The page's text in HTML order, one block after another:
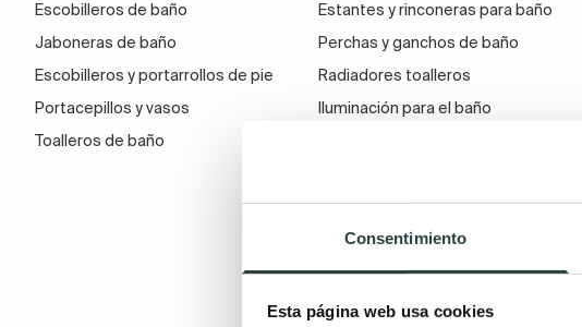
Consentimiento
Esta página web usa cookies
Escobilleros de baño
Jaboneras de baño
Escobilleros y portarrollos de pie
Portacepillos y vasos
Toalleros de baño
Estantes y rinconeras para baño
Perchas y ganchos de baño
Radiadores toalleros
Iluminación para el baño
Soportes para secador de pelo y
plancha
Taburetes de baño
Asideros y pasamanos